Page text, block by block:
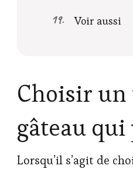
Voir aussi
Choisir un
gâteau
Lorsqu’il s’agit de